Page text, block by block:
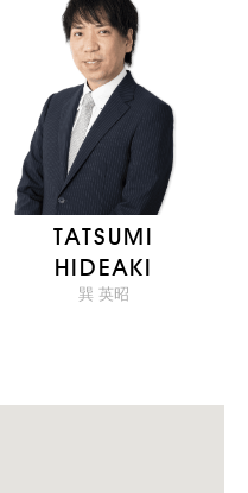
TATSUMI
HIDEAKI
巽 英昭